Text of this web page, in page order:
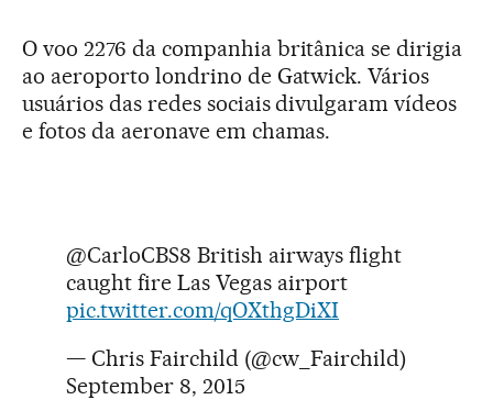
O voo 2276 da companhia britânica se dirigia
ao aeroporto londrino de Gatwick. Vários
usuários das redes sociais divulgaram vídeos
e fotos da aeronave em chamas.
@CarloCBS8 British airways flight
caught fire Las Vegas airport
pic.twitter.com/qOXthgDiXI
— Chris Fairchild (@cw_Fairchild)
September 8, 2015